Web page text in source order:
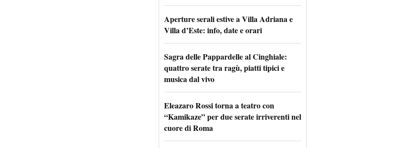
Aperture serali estive a Villa Adriana e
Villa d’Este: info, date e orari
Sagra delle Pappardelle al Cinghiale:
quattro serate tra ragù, piatti tipici e
musica dal vivo
Eleazaro Rossi torna a teatro con
“Kamikaze” per due serate irriverenti nel
cuore di Roma